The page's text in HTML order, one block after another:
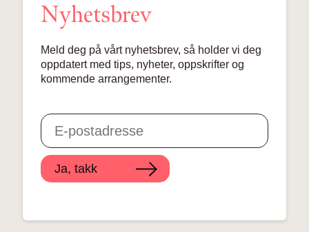
Lille Grensen 7, 0159 Oslo
© 2024 Palmer Group AS
Nyhetsbrev
Meld deg på vårt nyhetsbrev, så holder vi deg
oppdatert med tips, nyheter, oppskrifter og
kommende arrangementer.
Ja, takk